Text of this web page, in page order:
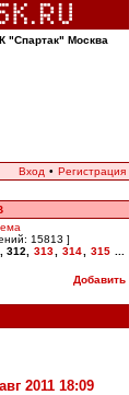
"Спартак" Москва
Вход • Регистрация
15813 ]
312 313 314 315
Добавить
2011 18:09